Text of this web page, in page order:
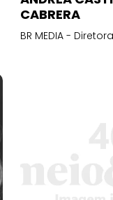
CABRERA
BR MEDIA -